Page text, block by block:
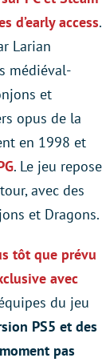
d’early access.
Larian
médiéval-
et
opus de la
en 1998 et
. Le jeu repose
avec des
et Dragons.
tôt que prévu
avec
du jeu
PS5 et des
pas